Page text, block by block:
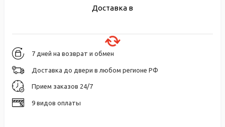
Доставка в
7 дней на возврат и обмен
Доставка до двери в любом регионе РФ
Прием заказов 24/7
9 видов оплаты